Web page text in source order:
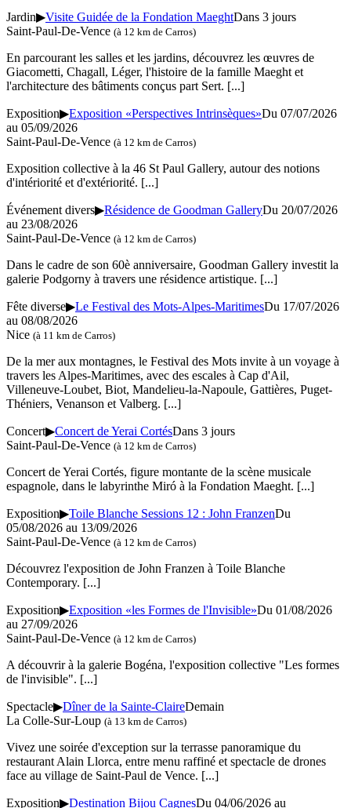
Jardin▶Visite Guidée de la Fondation MaeghtDans 3 jours
Saint-Paul-De-Vence (à 12 km de Carros)
En parcourant les salles et les jardins, découvrez les œuvres de
Giacometti, Chagall, Léger, l'histoire de la famille Maeght et
l'architecture des bâtiments conçus part Sert. [...]
Exposition▶Exposition «Perspectives Intrinsèques»Du 07/07/2026
au 05/09/2026
Saint-Paul-De-Vence (à 12 km de Carros)
Exposition collective à la 46 St Paul Gallery, autour des notions
d'intériorité et d'extériorité. [...]
Événement divers▶Résidence de Goodman GalleryDu 20/07/2026
au 23/08/2026
Saint-Paul-De-Vence (à 12 km de Carros)
Dans le cadre de son 60è anniversaire, Goodman Gallery investit la
galerie Podgorny à travers une résidence artistique. [...]
Fête diverse▶Le Festival des Mots-Alpes-MaritimesDu 17/07/2026
au 08/08/2026
Nice (à 11 km de Carros)
De la mer aux montagnes, le Festival des Mots invite à un voyage à
travers les Alpes-Maritimes, avec des escales à Cap d'Ail,
Villeneuve-Loubet, Biot, Mandelieu-la-Napoule, Gattières, Puget-
Théniers, Venanson et Valberg. [...]
Concert▶Concert de Yerai CortésDans 3 jours
Saint-Paul-De-Vence (à 12 km de Carros)
Concert de Yerai Cortés, figure montante de la scène musicale
espagnole, dans le labyrinthe Miró à la Fondation Maeght. [...]
Exposition▶Toile Blanche Sessions 12 : John FranzenDu
05/08/2026 au 13/09/2026
Saint-Paul-De-Vence (à 12 km de Carros)
Découvrez l'exposition de John Franzen à Toile Blanche
Contemporary. [...]
Exposition▶Exposition «les Formes de l'Invisible»Du 01/08/2026
au 27/09/2026
Saint-Paul-De-Vence (à 12 km de Carros)
A découvrir à la galerie Bogéna, l'exposition collective "Les formes
de l'invisible". [...]
Spectacle▶Dîner de la Sainte-ClaireDemain
La Colle-Sur-Loup (à 13 km de Carros)
Vivez une soirée d'exception sur la terrasse panoramique du
restaurant Alain Llorca, entre menu raffiné et spectacle de drones
face au village de Saint-Paul de Vence. [...]
Exposition▶Destination Bijou CagnesDu 04/06/2026 au